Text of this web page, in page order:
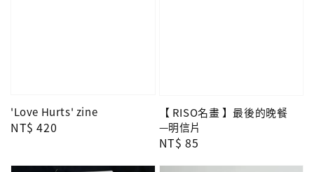
'Love Hurts' zine
Regular
NT$ 420
【 RISO名畫 】最後的晚餐
—明信片
Regular
NT$ 85